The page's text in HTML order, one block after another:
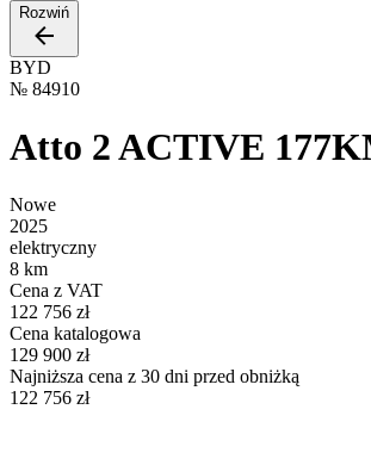
Rozwiń
BYD
№ 84910
Atto 2 ACTIVE
Nowe
2025
elektryczny
8 km
Cena z VAT
122 756 zł
Cena katalogowa
129 900 zł
Najniższa cena z 30 dni przed obniżką
122 756 zł